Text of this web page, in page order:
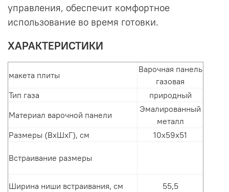
управления, обеспечит комфортное
использование во время готовки.
ХАРАКТЕРИСТИКИ
макета плиты
Варочная панель
газовая
Тип газа
природный
Материал варочной панели
Эмалированный
металл
Размеры (ВхШхГ), см
10х59х51
Встраивание размеры
Ширина ниши встраивания, см 55,5